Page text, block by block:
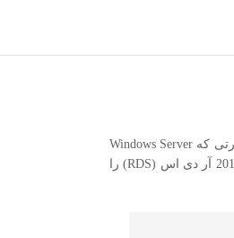
آر دی اس یا همان RDS که مخفف عبارت Remote Desktop Service است یکی از پرطرفدارترین سرویس هایی محسوب می‌شود که در ویندوز سرور از آن استفاده به عمل خواهد آمد. در صورتی که Windows Server 2016
روی سیستم نصب باشد، برای راه اندازی RDS باید از لایسنس مناسب نسخه 2016 استفاده کرد. آی آر مایکروسافت استور اولین مرجعی است که امکان خرید لایسنس ویندوز سرور 2016 آر دی اس (RDS) را با کمترین قیمت